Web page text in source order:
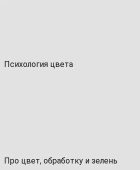
Психология цвета
Про цвет, обработку и зелень